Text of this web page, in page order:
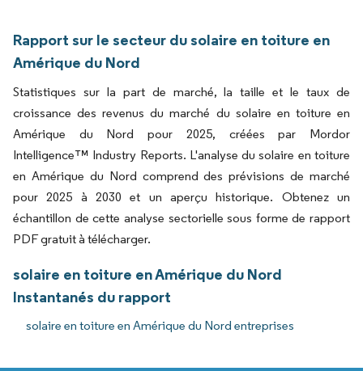
Rapport sur le secteur du solaire en toiture en
Amérique du Nord
Statistiques sur la part de marché, la taille et le taux de
croissance des revenus du marché du solaire en toiture en
Amérique du Nord pour 2025, créées par Mordor
Intelligence™ Industry Reports. L'analyse du solaire en toiture
en Amérique du Nord comprend des prévisions de marché
pour 2025 à 2030 et un aperçu historique. Obtenez un
échantillon de cette analyse sectorielle sous forme de rapport
PDF gratuit à télécharger.
solaire en toiture en Amérique du Nord
Instantanés du rapport
solaire en toiture en Amérique du Nord entreprises